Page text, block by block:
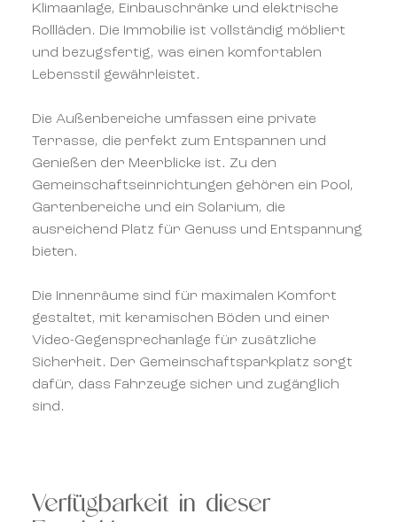
Klimaanlage, Einbauschränke und elektrische
Rollläden. Die Immobilie ist vollständig möbliert
und bezugsfertig, was einen komfortablen
Lebensstil gewährleistet.
Die Außenbereiche umfassen eine private
Terrasse, die perfekt zum Entspannen und
Genießen der Meerblicke ist. Zu den
Gemeinschaftseinrichtungen gehören ein Pool,
Gartenbereiche und ein Solarium, die
ausreichend Platz für Genuss und Entspannung
bieten.
Die Innenräume sind für maximalen Komfort
gestaltet, mit keramischen Böden und einer
Video-Gegensprechanlage für zusätzliche
Sicherheit. Der Gemeinschaftsparkplatz sorgt
dafür, dass Fahrzeuge sicher und zugänglich
sind.
Verfügbarkeit in dieser